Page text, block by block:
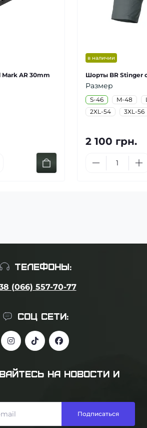
AR 30mm
в наличии
Шорты BR Stinger
Размер
S-46 M-48
2XL-54
3XL-56
2 100 грн.
ТЕЛЕФОНЫ:
(066) 557-70-77
СОЦ СЕТИ:
НА НОВОСТИ И
Подписаться